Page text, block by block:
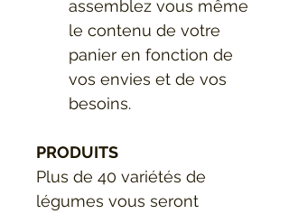
assemblez vous même
le contenu de votre
panier en fonction de
vos envies et de vos
besoins.
PRODUITS
Plus de 40 variétés de
légumes vous seront